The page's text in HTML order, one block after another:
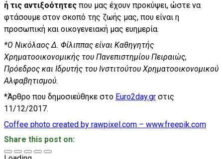
ή τις αντιξοότητες που μας έχουν προκύψει, ώστε να
φτάσουμε στον σκοπό της ζωής μας, που είναι η
προσωπική και οικογενειακή μας ευημερία.
*Ο Νικόλαος Δ. Φίλιππας είναι Καθηγητής
Χρηματοοικονομικής του Πανεπιστημίου Πειραιώς,
Πρόεδρος και Ιδρυτής του Ινστιτούτου Χρηματοοικονομικού
Αλφαβητισμού.
*Άρθρο που δημοσιεύθηκε στο Euro2day.gr στις
11/12/2017.
Coffee photo created by rawpixel.com – www.freepik.com
Share this post on: